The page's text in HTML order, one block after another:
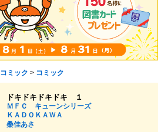
コミック > コミック
ドキドキドキドキ １
ＭＦＣ キューンシリーズ
ＫＡＤＯＫＡＷＡ
桑佳あさ